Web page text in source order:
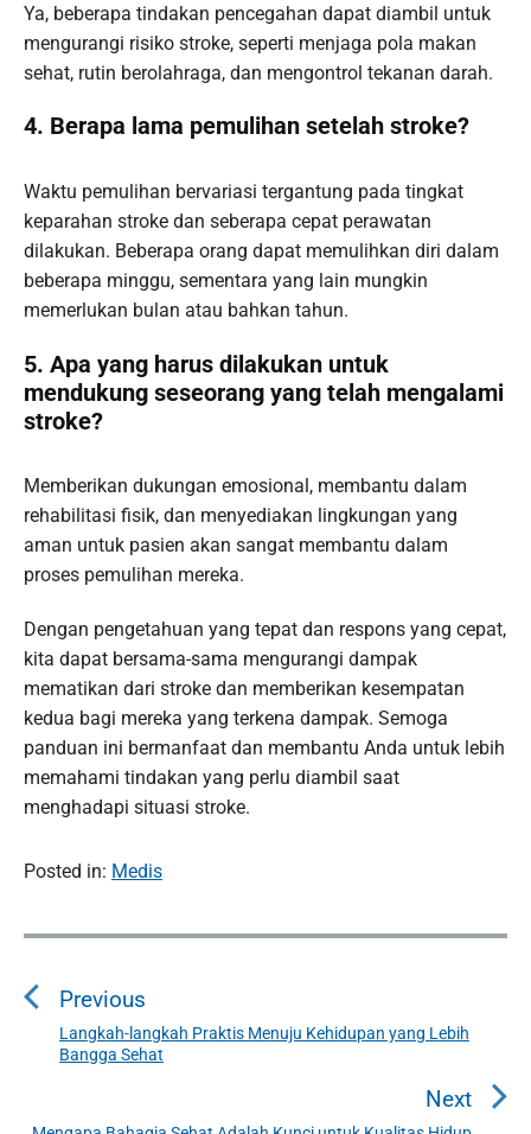
Ya, beberapa tindakan pencegahan dapat diambil untuk
mengurangi risiko stroke, seperti menjaga pola makan
sehat, rutin berolahraga, dan mengontrol tekanan darah.
4. Berapa lama pemulihan setelah stroke?
Waktu pemulihan bervariasi tergantung pada tingkat
keparahan stroke dan seberapa cepat perawatan
dilakukan. Beberapa orang dapat memulihkan diri dalam
beberapa minggu, sementara yang lain mungkin
memerlukan bulan atau bahkan tahun.
5. Apa yang harus dilakukan untuk
mendukung seseorang yang telah mengalami
stroke?
Memberikan dukungan emosional, membantu dalam
rehabilitasi fisik, dan menyediakan lingkungan yang
aman untuk pasien akan sangat membantu dalam
proses pemulihan mereka.
Dengan pengetahuan yang tepat dan respons yang cepat,
kita dapat bersama-sama mengurangi dampak
mematikan dari stroke dan memberikan kesempatan
kedua bagi mereka yang terkena dampak. Semoga
panduan ini bermanfaat dan membantu Anda untuk lebih
memahami tindakan yang perlu diambil saat
menghadapi situasi stroke.
Posted in: Medis
P
s
Previous
P
r
v
Langkah-langkah Praktis Menuju Kehidupan yang Lebih
Bangga Sehat
Next